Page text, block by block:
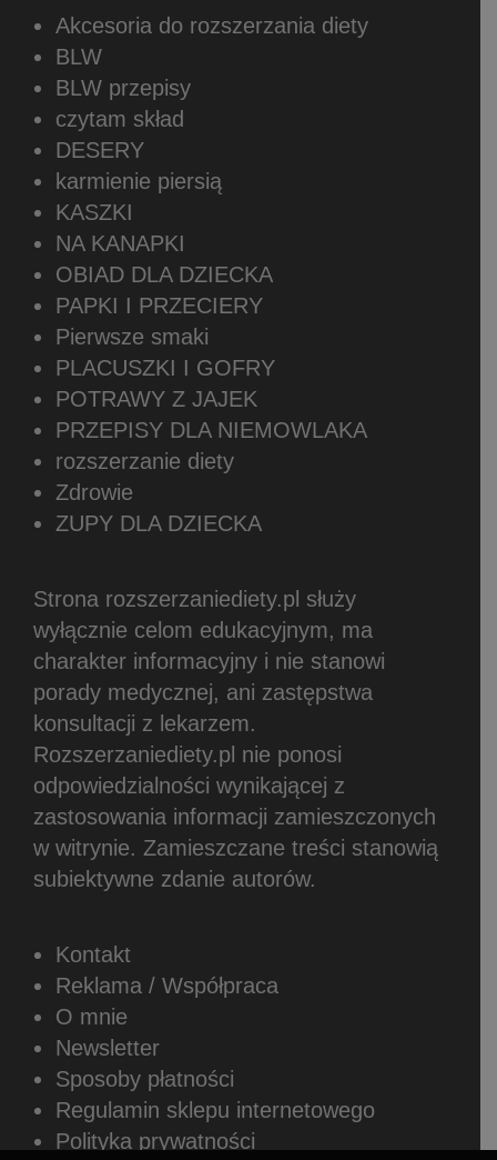
Akcesoria do rozszerzania diety
BLW
BLW przepisy
czytam skład
DESERY
karmienie piersią
KASZKI
NA KANAPKI
OBIAD DLA DZIECKA
PAPKI I PRZECIERY
Pierwsze smaki
PLACUSZKI I GOFRY
POTRAWY Z JAJEK
PRZEPISY DLA NIEMOWLAKA
rozszerzanie diety
Zdrowie
ZUPY DLA DZIECKA
Strona rozszerzaniediety.pl służy
wyłącznie celom edukacyjnym, ma
charakter informacyjny i nie stanowi
porady medycznej, ani zastępstwa
konsultacji z lekarzem.
Rozszerzaniediety.pl nie ponosi
odpowiedzialności wynikającej z
zastosowania informacji zamieszczonych
w witrynie. Zamieszczane treści stanowią
subiektywne zdanie autorów.
Kontakt
Reklama / Współpraca
O mnie
Newsletter
Sposoby płatności
Regulamin sklepu internetowego
Polityka prywatności